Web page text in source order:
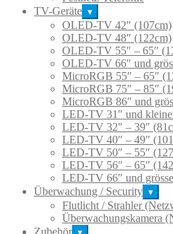
TV-Geräte ▾
OLED-TV 42″ (107cm)
OLED-TV 48″ (122cm)
OLED-TV 55″ – 65″
OLED-TV 66″ und
MicroRGB 55″ – 65″
MicroRGB 75″ – 85″
MicroRGB 86″ und
LED-TV 31″ und
LED-TV 32″ – 39″
LED-TV 40″ – 49″
LED-TV 50″ – 55″
LED-TV 56″ – 65″
LED-TV 66″ und
Überwachung / Security ▾
Flutlicht / Strahler
Überwachungskamera